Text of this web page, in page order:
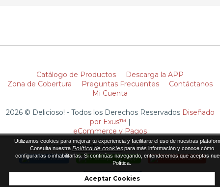
Catálogo de Productos
Descarga la APP
Zona de Cobertura
Preguntas Frecuentes
Contáctanos
Mi Cuenta
2026 © Delicioso! - Todos los Derechos Reservados Diseñado
por Exus™ |
eCommerce y Pagos
Comparte esto en tus redes sociales
Twitter Whatsapp Pinterest
LinkedIn
Utilizamos cookies para mejorar tu experiencia y facilitarte el uso de nuestras
Consulta nuestra Política de cookiespara más información y conoce cómo
configurarlas o inhabilitarlas. Si continúas navegando, entenderemos que aceptas
Política.
Aceptar Cookies